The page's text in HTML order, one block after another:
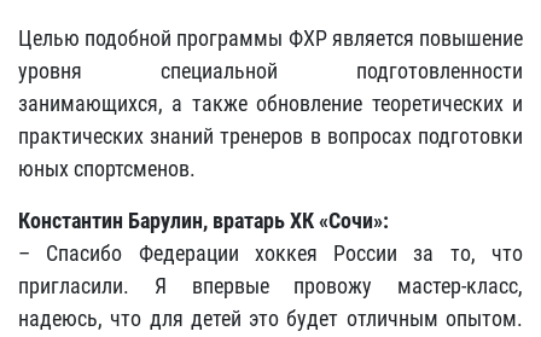
Целью подобной программы ФХР является повышение
уровня специальной подготовленности
занимающихся, а также обновление теоретических и
практических знаний тренеров в вопросах подготовки
юных спортсменов.
Константин Барулин, вратарь ХК «Сочи»:
– Спасибо Федерации хоккея России за то, что
пригласили. Я впервые провожу мастер-класс,
надеюсь, что для детей это будет отличным опытом.